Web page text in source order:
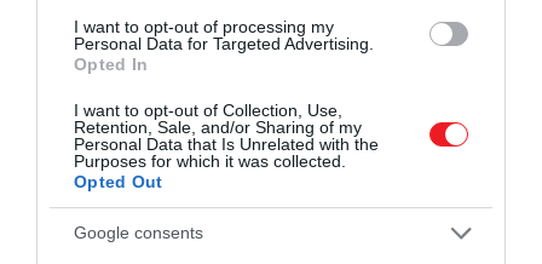
I want to opt-out of processing my
Personal Data for Targeted Advertising.
Opted In
I want to opt-out of Collection, Use,
Retention, Sale, and/or Sharing of my
Personal Data that Is Unrelated with the
Purposes for which it was collected.
Opted Out
Google consents